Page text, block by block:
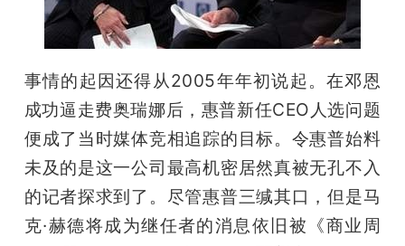
事情的起因还得从2005年年初说起。在邓恩
成功逼走费奥瑞娜后，惠普新任CEO人选问题
便成了当时媒体竞相追踪的目标。令惠普始料
未及的是这一公司最高机密居然真被无孔不入
的记者探求到了。尽管惠普三缄其口，但是马
克·赫德将成为继任者的消息依旧被《商业周